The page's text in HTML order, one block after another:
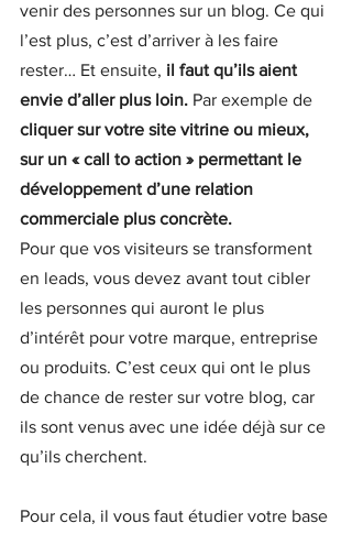
venir des personnes sur un blog. Ce qui
l’est plus, c’est d’arriver à les faire
rester… Et ensuite, il faut qu’ils aient
envie d’aller plus loin. Par exemple de
cliquer sur votre site vitrine ou mieux,
sur un « call to action » permettant le
développement d’une relation
commerciale plus concrète.
Pour que vos visiteurs se transforment
en leads, vous devez avant tout cibler
les personnes qui auront le plus
d’intérêt pour votre marque, entreprise
ou produits. C’est ceux qui ont le plus
de chance de rester sur votre blog, car
ils sont venus avec une idée déjà sur ce
qu’ils cherchent.
Pour cela, il vous faut étudier votre base